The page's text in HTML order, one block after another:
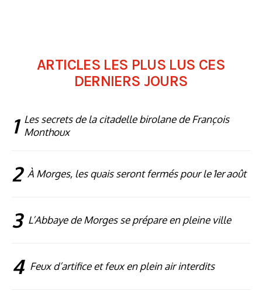
ARTICLES LES PLUS LUS CES
DERNIERS JOURS
1 Les secrets de la citadelle birolane de François
Monthoux
2 À Morges, les quais seront fermés pour le 1er août
3 L’Abbaye de Morges se prépare en pleine ville
4 Feux d’artifice et feux en plein air interdits